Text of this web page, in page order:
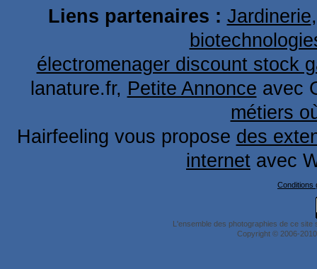
Liens partenaires : Jardinerie
électromenager discount stock
lanature.fr, Petite Annonce avec
métiers
Hairfeeling vous propose des
internet avec
Conditions
L'ensemble des photographies de ce
Copyright © 2006-